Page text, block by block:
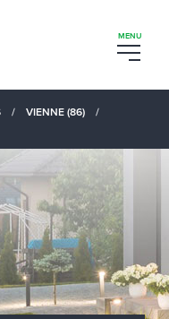
/ VIENNE (86)
/